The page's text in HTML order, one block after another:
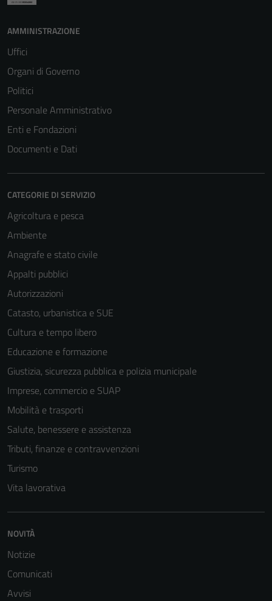
AMMINISTRAZIONE
Uffici
Organi di Governo
Politici
Personale Amministrativo
Enti e Fondazioni
Documenti e Dati
CATEGORIE DI SERVIZIO
Agricoltura e pesca
Ambiente
Anagrafe e stato civile
Appalti pubblici
Autorizzazioni
Catasto, urbanistica e SUE
Cultura e tempo libero
Educazione e formazione
Giustizia, sicurezza pubblica e polizia municipale
Imprese, commercio e SUAP
Mobilità e trasporti
Salute, benessere e assistenza
Tributi, finanze e contravvenzioni
Turismo
Vita lavorativa
NOVITÀ
Notizie
Comunicati
Avvisi
disabilitati.